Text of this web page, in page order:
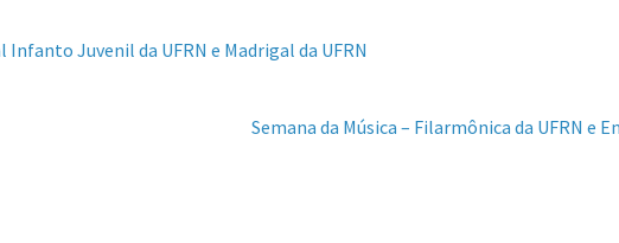
Infanto Juvenil da UFRN e Madrigal da UFRN
Semana da Música – Filarmônica da UFRN e